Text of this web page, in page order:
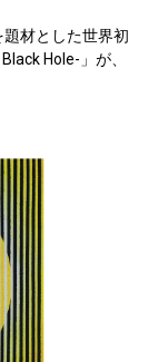
題材とした世界初
Hole-」が、